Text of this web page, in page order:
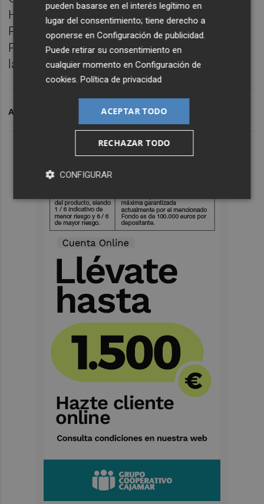
Han sido organizadas por la Autoridad
Portuaria de Castellón, la Fundación
PortCastelló y el Club para la Innovación de
la Comunitat Valenciana.
ARCHIVADO EN
pueden basarse en el interés legítimo en
lugar del consentimiento; tiene derecho a
oponerse enConfiguración de publicidad.
Puede retirar su consentimiento en
cualquier momento enConfiguración de
cookies.Política de privacidad
ACEPTAR TODO
RECHAZAR TODO
CONFIGURAR